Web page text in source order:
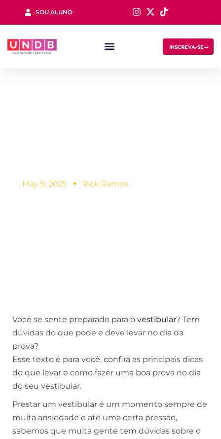
SOU ALUNO
INSCREVA-SE
May 9, 2025 Rick Ramos
Você se sente preparado para o vestibular? Tem
dúvidas do que pode e deve levar no dia da
prova?
Esse texto é para você, confira as principais dicas
do que levar e como fazer uma boa prova no dia
do seu vestibular.
Prestar um vestibular é um momento sempre de
muita ansiedade e até uma certa pressão,
sabemos que muita gente tem dúvidas sobre o